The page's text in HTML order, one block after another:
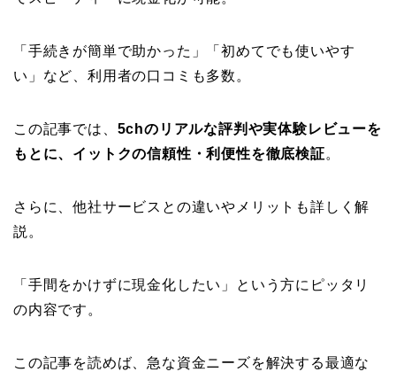
「手続きが簡単で助かった」「初めてでも使いやす
い」など、利用者の口コミも多数。
この記事では、 5chのリアルな評判や実体験レビューを
もとに、イットクの信頼性・利便性を徹底検証。
さらに、他社サービスとの違いやメリットも詳しく解
説。
「手間をかけずに現金化したい」という方にピッタリ
の内容です。
この記事を読めば、急な資金ニーズを解決する最適な